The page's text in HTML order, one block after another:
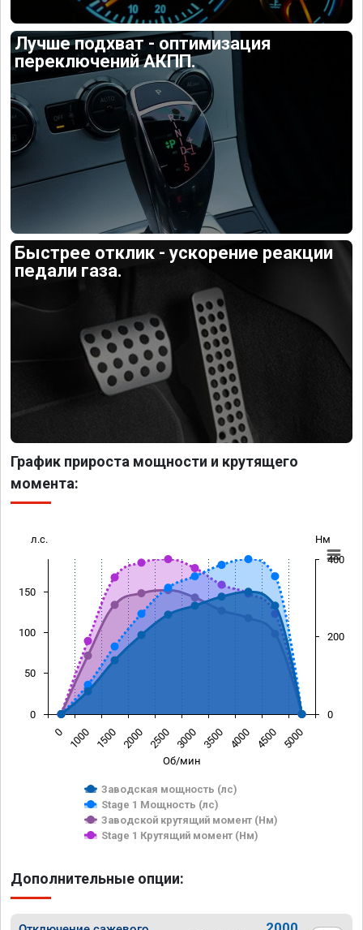
Лучше подхват - оптимизация
переключений АКПП.
Быстрее отклик - ускорение реакции
педали газа.
График прироста мощности и крутящего
момента:
Об/мин
л.с. Нм
Заводская мощность (лс)
Stage 1 Мощность (лс)
Заводской крутящий момент (Нм)
Stage 1 Крутящий момент (Нм)
0 1000 1500 2000 2500 3000 3500 4000 4500 5000
0
50
100
150
0
200
400
Дополнительные опции: